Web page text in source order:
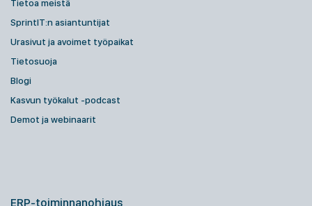
Tietoa meistä
SprintIT:n asiantuntijat
Urasivut ja avoimet työpaikat
Tietosuoja
Blogi
Kasvun työkalut -podcast
Demot ja webinaarit
ERP-toiminnanohjaus